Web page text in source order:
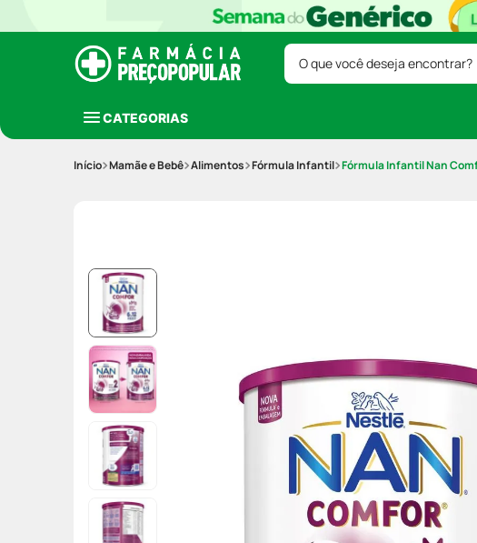
O que você deseja encontrar?
CATEGORIAS
Mamãe e Bebê Alimentos Fórmula Infantil Fórmula Infantil Nan